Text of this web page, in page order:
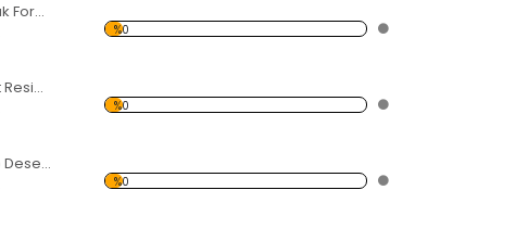
Bozkırda Çalılık Forex Tablo
%0
Modern Soyut Resim 11 Forex Tablo
%0
Dönme Dolap Desen Duvar Panosu 3AS-1116
%0